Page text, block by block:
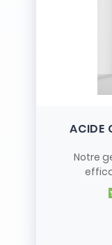
ACIDE
Notre